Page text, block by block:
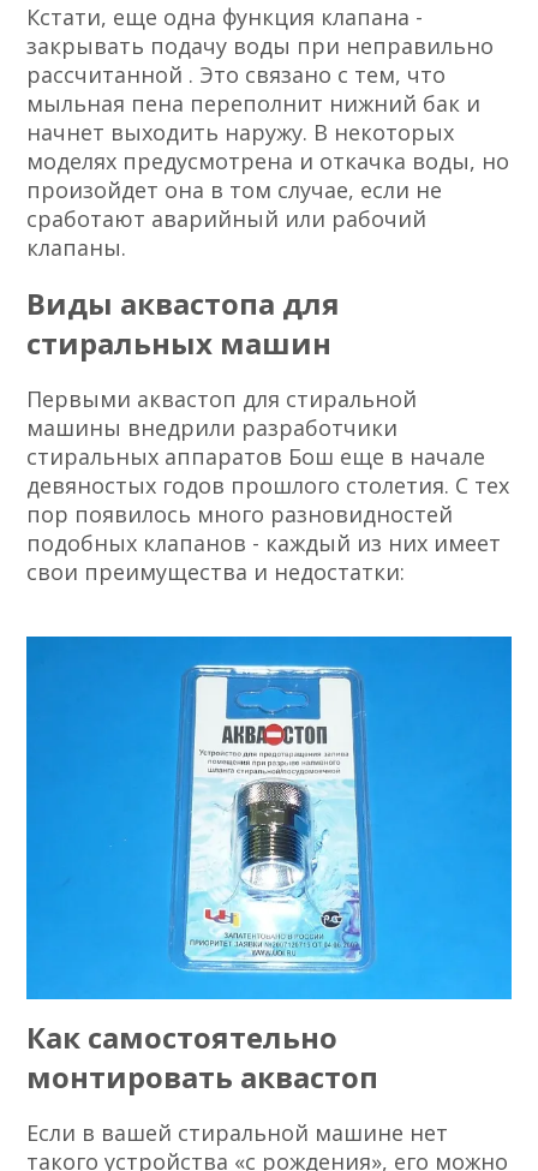
Кстати, еще одна функция клапана -
закрывать подачу воды при неправильно
рассчитанной . Это связано с тем, что
мыльная пена переполнит нижний бак и
начнет выходить наружу. В некоторых
моделях предусмотрена и откачка воды, но
произойдет она в том случае, если не
сработают аварийный или рабочий
клапаны.
Виды аквастопа для
стиральных машин
Первыми аквастоп для стиральной
машины внедрили разработчики
стиральных аппаратов Бош еще в начале
девяностых годов прошлого столетия. С тех
пор появилось много разновидностей
подобных клапанов - каждый из них имеет
свои преимущества и недостатки:
Как самостоятельно
монтировать аквастоп
Если в вашей стиральной машине нет
такого устройства «с рождения», его можно